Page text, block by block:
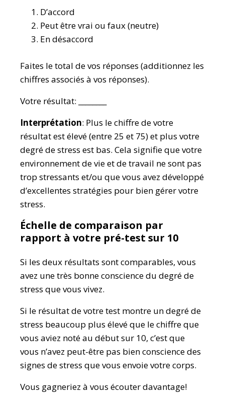
D’accord
Peut être vrai ou faux (neutre)
En désaccord
Faites le total de vos réponses (additionnez les
chiffres associés à vos réponses).
Votre résultat: ________
Interprétation: Plus le chiffre de votre
résultat est élevé (entre 25 et 75) et plus votre
degré de stress est bas. Cela signifie que votre
environnement de vie et de travail ne sont pas
trop stressants et/ou que vous avez développé
d’excellentes stratégies pour bien gérer votre
stress.
Échelle de comparaison par
rapport à votre pré-test sur 10
Si les deux résultats sont comparables, vous
avez une très bonne conscience du degré de
stress que vous vivez.
Si le résultat de votre test montre un degré de
stress beaucoup plus élevé que le chiffre que
vous aviez noté au début sur 10, c’est que
vous n’avez peut-être pas bien conscience des
signes de stress que vous envoie votre corps.
Vous gagneriez à vous écouter davantage!